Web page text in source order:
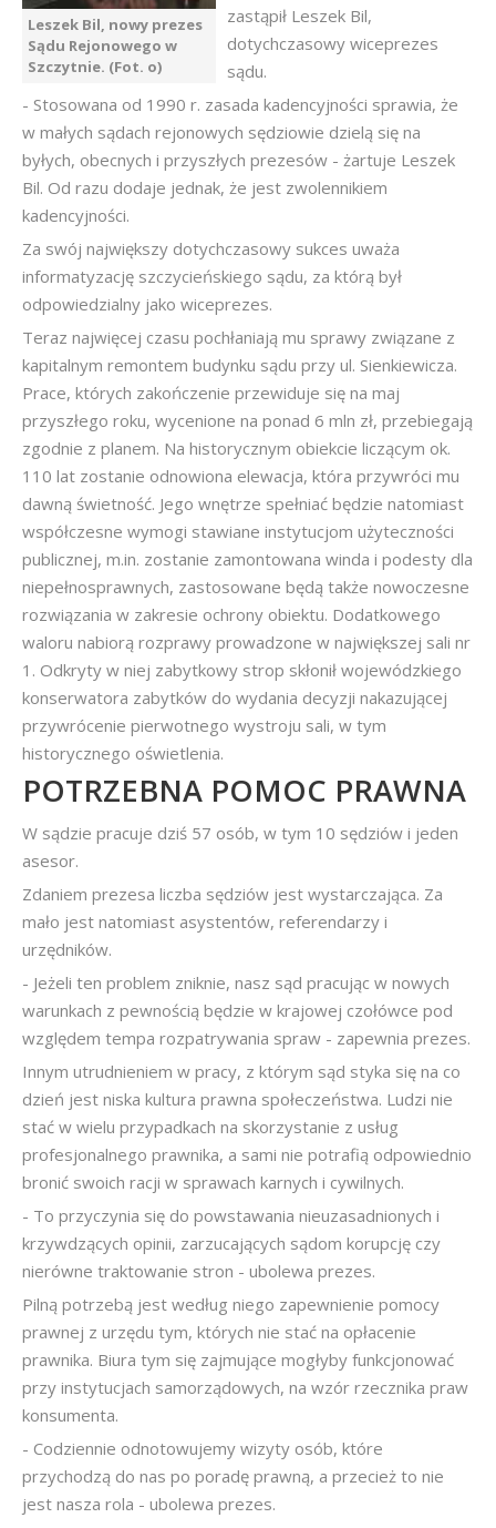
Leszek Bil, nowy prezes
Sądu Rejonowego w
Szczytnie. (Fot. o)
zastąpił Leszek Bil,
dotychczasowy wiceprezes
sądu.
- Stosowana od 1990 r. zasada kadencyjności sprawia, że
w małych sądach rejonowych sędziowie dzielą się na
byłych, obecnych i przyszłych prezesów - żartuje Leszek
Bil. Od razu dodaje jednak, że jest zwolennikiem
kadencyjności.
Za swój największy dotychczasowy sukces uważa
informatyzację szczycieńskiego sądu, za którą był
odpowiedzialny jako wiceprezes.
Teraz najwięcej czasu pochłaniają mu sprawy związane z
kapitalnym remontem budynku sądu przy ul. Sienkiewicza.
Prace, których zakończenie przewiduje się na maj
przyszłego roku, wycenione na ponad 6 mln zł, przebiegają
zgodnie z planem. Na historycznym obiekcie liczącym ok.
110 lat zostanie odnowiona elewacja, która przywróci mu
dawną świetność. Jego wnętrze spełniać będzie natomiast
współczesne wymogi stawiane instytucjom użyteczności
publicznej, m.in. zostanie zamontowana winda i podesty dla
niepełnosprawnych, zastosowane będą także nowoczesne
rozwiązania w zakresie ochrony obiektu. Dodatkowego
waloru nabiorą rozprawy prowadzone w największej sali nr
1. Odkryty w niej zabytkowy strop skłonił wojewódzkiego
konserwatora zabytków do wydania decyzji nakazującej
przywrócenie pierwotnego wystroju sali, w tym
historycznego oświetlenia.
POTRZEBNA POMOC PRAWNA
W sądzie pracuje dziś 57 osób, w tym 10 sędziów i jeden
asesor.
Zdaniem prezesa liczba sędziów jest wystarczająca. Za
mało jest natomiast asystentów, referendarzy i
urzędników.
- Jeżeli ten problem zniknie, nasz sąd pracując w nowych
warunkach z pewnością będzie w krajowej czołówce pod
względem tempa rozpatrywania spraw - zapewnia prezes.
Innym utrudnieniem w pracy, z którym sąd styka się na co
dzień jest niska kultura prawna społeczeństwa. Ludzi nie
stać w wielu przypadkach na skorzystanie z usług
profesjonalnego prawnika, a sami nie potrafią odpowiednio
bronić swoich racji w sprawach karnych i cywilnych.
- To przyczynia się do powstawania nieuzasadnionych i
krzywdzących opinii, zarzucających sądom korupcję czy
nierówne traktowanie stron - ubolewa prezes.
Pilną potrzebą jest według niego zapewnienie pomocy
prawnej z urzędu tym, których nie stać na opłacenie
prawnika. Biura tym się zajmujące mogłyby funkcjonować
przy instytucjach samorządowych, na wzór rzecznika praw
konsumenta.
- Codziennie odnotowujemy wizyty osób, które
przychodzą do nas po poradę prawną, a przecież to nie
jest nasza rola - ubolewa prezes.